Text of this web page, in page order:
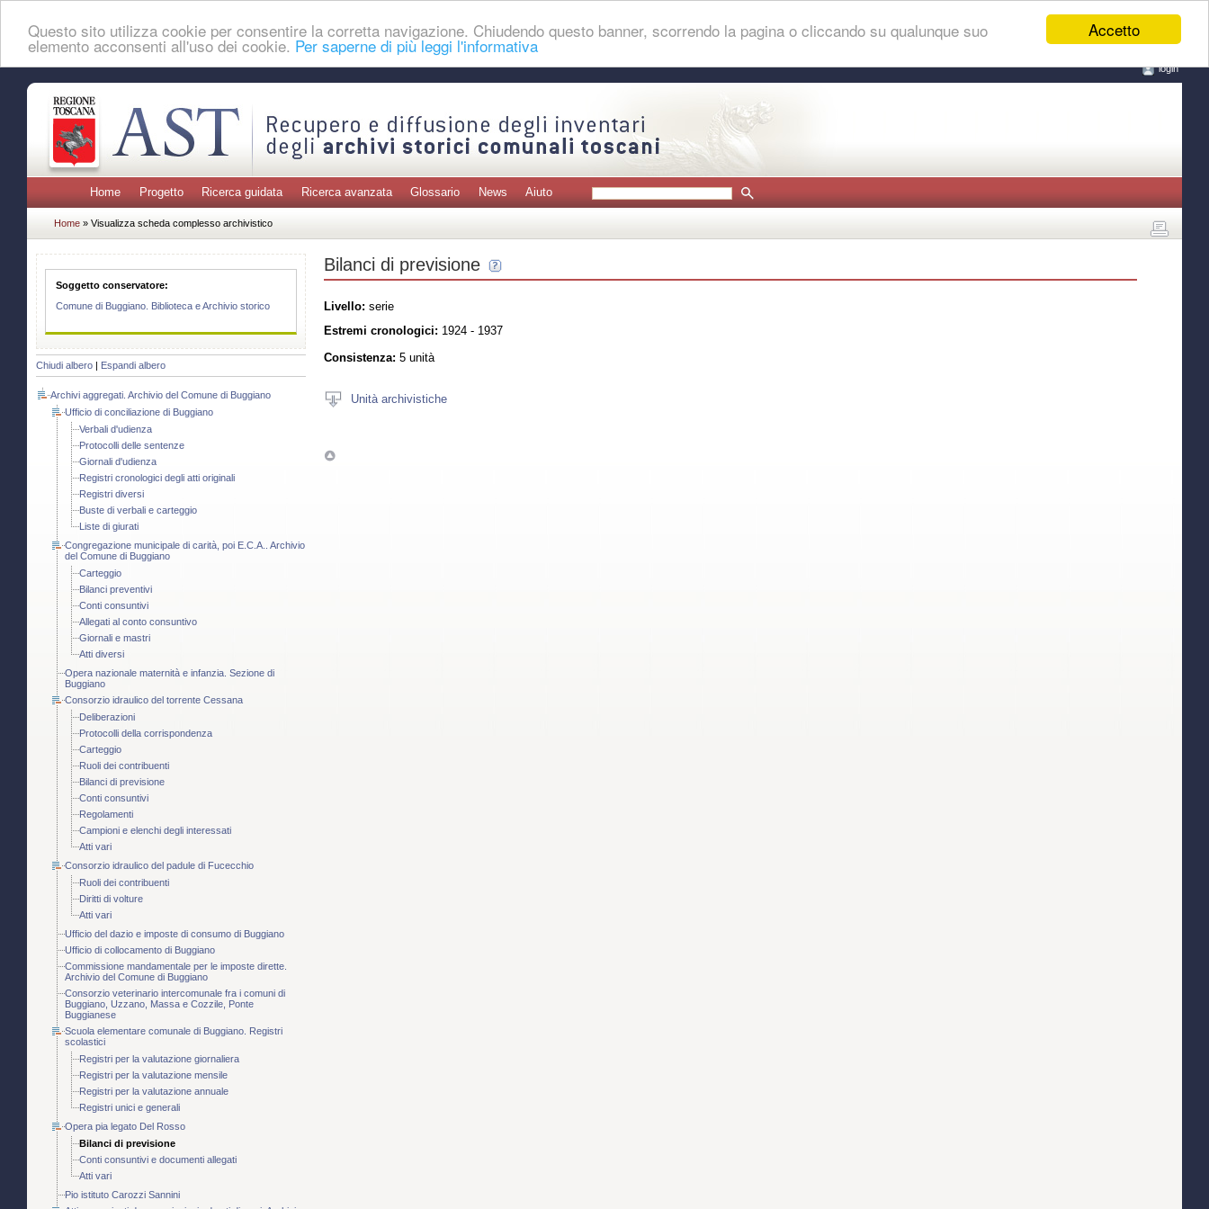
Accetto
Questo sito utilizza cookie per consentire la corretta navigazione. Chiudendo questo banner, scorrendo la pagina o cliccando su qualunque suo
elemento acconsenti all'uso dei cookie. Per saperne di più leggi l'informativa
login
Home Progetto Ricerca guidata Ricerca avanzata Glossario News Aiuto
Home » Visualizza scheda complesso archivistico
Soggetto conservatore:
Comune di Buggiano. Biblioteca e Archivio storico
Chiudi albero Espandi albero
Archivi aggregati. Archivio del Comune di Buggiano
Ufficio di conciliazione di Buggiano
Verbali d'udienza
Protocolli delle sentenze
Giornali d'udienza
Registri cronologici degli atti originali
Registri diversi
Buste di verbali e carteggio
Liste di giurati
Congregazione municipale di carità, poi E.C.A.. Archivio
del Comune di Buggiano
Carteggio
Bilanci preventivi
Conti consuntivi
Allegati al conto consuntivo
Giornali e mastri
Atti diversi
Opera nazionale maternità e infanzia. Sezione di
Buggiano
Consorzio idraulico del torrente Cessana
Deliberazioni
Protocolli della corrispondenza
Carteggio
Ruoli dei contribuenti
Bilanci di previsione
Conti consuntivi
Regolamenti
Campioni e elenchi degli interessati
Atti vari
Consorzio idraulico del padule di Fucecchio
Ruoli dei contribuenti
Diritti di volture
Atti vari
Ufficio del dazio e imposte di consumo di Buggiano
Ufficio di collocamento di Buggiano
Commissione mandamentale per le imposte dirette.
Archivio del Comune di Buggiano
Consorzio veterinario intercomunale fra i comuni di
Buggiano, Uzzano, Massa e Cozzile, Ponte
Buggianese
Scuola elementare comunale di Buggiano. Registri
scolastici
Registri per la valutazione giornaliera
Registri per la valutazione mensile
Registri per la valutazione annuale
Registri unici e generali
Opera pia legato Del Rosso
Bilanci di previsione
Conti consuntivi e documenti allegati
Atti vari
Pio istituto Carozzi Sannini
Bilanci di previsione
Livello: serie
Estremi cronologici: 1924 - 1937
Consistenza: 5 unità
Unità archivistiche